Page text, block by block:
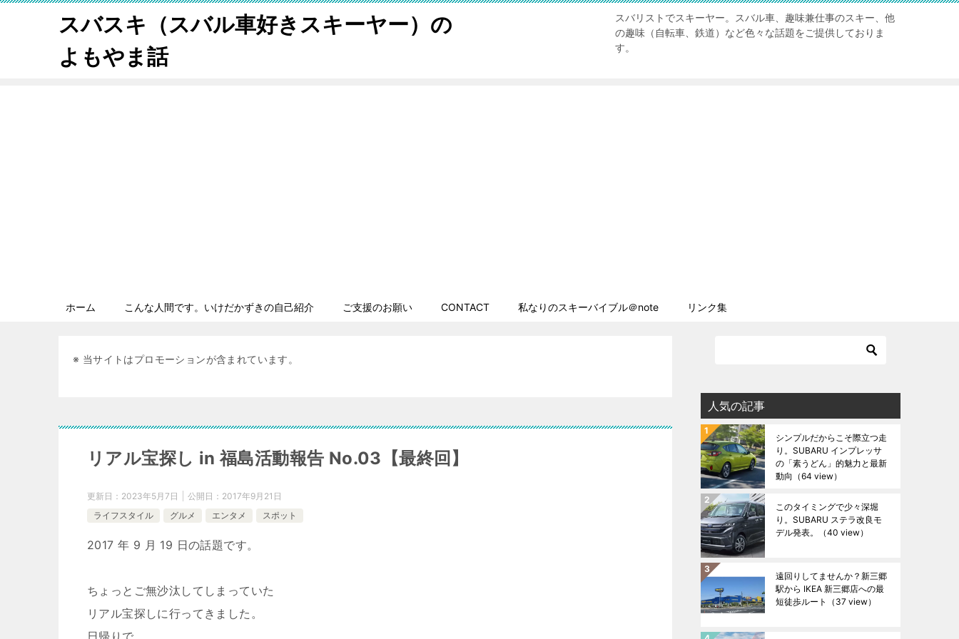
スバスキ（スバル車好きスキーヤー）の
よもやま話
スバリストでスキーヤー。スバル車、趣味兼仕事のスキー、他
の趣味（自転車、鉄道）など色々な話題をご提供しておりま
す。
ホーム こんな人間です。いけだかずきの自己紹介 ご支援のお願い CONTACT 私なりのスキーバイブル＠note リンク集
※ 当サイトはプロモーションが含まれています。
リアル宝探し in 福島活動報告 No.03【最終回】
更新日： 2023年5月7日 公開日： 2017年9月21日
ライフスタイル
グルメ エンタメ スポット
2017 年 9 月 19 日の話題です。
ちょっとご無沙汰してしまっていた
リアル宝探しに行ってきました。
日帰りで。
人気の記事
シンプルだからこそ際立つ走
り。SUBARU インプレッサ
の「素うどん」的魅力と最新
動向 （64 view）
このタイミングで少々深堀
り。SUBARU ステラ改良モ
デル発表。
（40 view）
遠回りしてませんか？新三郷
駅から IKEA 新三郷店への最
短徒歩ルート
（37 view）